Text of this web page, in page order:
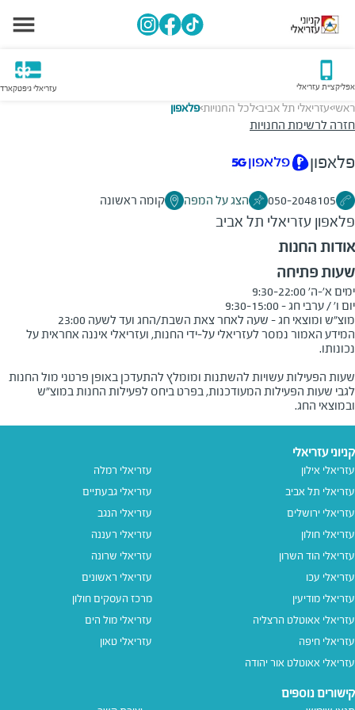
אפליקציית עזריאלי עזריאלי גיפטקארד
ראשי>עזריאלי תל אביב>לכל החנויות>פלאפון
חזרה לרשימת החנויות
פלאפון
050-2048105 הצג על המפה קומה ראשונה
פלאפון עזריאלי תל אביב
אודות החנות
שעות פתיחה
מוצ"ש ומוצאי חג - שעה לאחר צאת השבת/החג ועד לשעה 23:00
המידע האמור נמסר לעזריאלי על-ידי החנות, ועזריאלי איננה אחראית על
שעות הפעילות עשויות להשתנות ומומלץ להתעדכן באופן פרטני מול החנות
לגבי שעות הפעילות המעודכנות, בפרט ביחס לפעילות החנות במוצ"ש
ובמוצאי החג.
קניוני עזריאלי
עזריאלי אילון
עזריאלי תל אביב
עזריאלי ירושלים
עזריאלי חולון
עזריאלי הוד השרון
עזריאלי עכו
עזריאלי מודיעין
עזריאלי אאוטלט הרצליה
עזריאלי חיפה
עזריאלי אאוטלט אור יהודה
עזריאלי רמלה
עזריאלי גבעתיים
עזריאלי הנגב
עזריאלי רעננה
עזריאלי שרונה
עזריאלי ראשונים
מרכז העסקים חולון
עזריאלי מול הים
עזריאלי טאון
קישורים נוספים